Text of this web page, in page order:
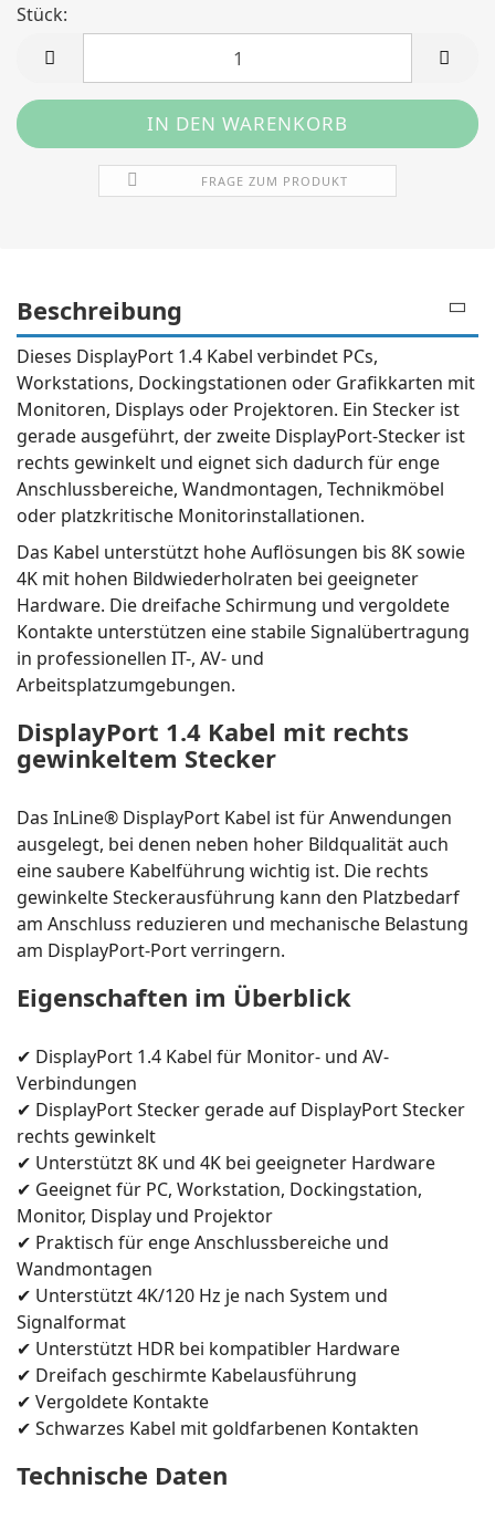
Stück:
Stück
FRAGE ZUM PRODUKT
Beschreibung
Dieses DisplayPort 1.4 Kabel verbindet PCs,
Workstations, Dockingstationen oder Grafikkarten mit
Monitoren, Displays oder Projektoren. Ein Stecker ist
gerade ausgeführt, der zweite DisplayPort-Stecker ist
rechts gewinkelt und eignet sich dadurch für enge
Anschlussbereiche, Wandmontagen, Technikmöbel
oder platzkritische Monitorinstallationen.
Das Kabel unterstützt hohe Auflösungen bis 8K sowie
4K mit hohen Bildwiederholraten bei geeigneter
Hardware. Die dreifache Schirmung und vergoldete
Kontakte unterstützen eine stabile Signalübertragung
in professionellen IT-, AV- und
Arbeitsplatzumgebungen.
DisplayPort 1.4 Kabel mit rechts
gewinkeltem Stecker
Das InLine® DisplayPort Kabel ist für Anwendungen
ausgelegt, bei denen neben hoher Bildqualität auch
eine saubere Kabelführung wichtig ist. Die rechts
gewinkelte Steckerausführung kann den Platzbedarf
am Anschluss reduzieren und mechanische Belastung
am DisplayPort-Port verringern.
Eigenschaften im Überblick
✔ DisplayPort 1.4 Kabel für Monitor- und AV-
Verbindungen
✔ DisplayPort Stecker gerade auf DisplayPort Stecker
rechts gewinkelt
✔ Unterstützt 8K und 4K bei geeigneter Hardware
✔ Geeignet für PC, Workstation, Dockingstation,
Monitor, Display und Projektor
✔ Praktisch für enge Anschlussbereiche und
Wandmontagen
✔ Unterstützt 4K/120 Hz je nach System und
Signalformat
✔ Unterstützt HDR bei kompatibler Hardware
✔ Dreifach geschirmte Kabelausführung
✔ Vergoldete Kontakte
✔ Schwarzes Kabel mit goldfarbenen Kontakten
Technische Daten